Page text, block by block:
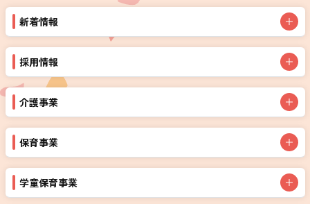
新着情報
採用情報
介護事業
保育事業
学童保育事業